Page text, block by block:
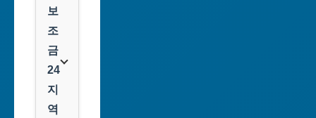
보
조
금
24
지
역